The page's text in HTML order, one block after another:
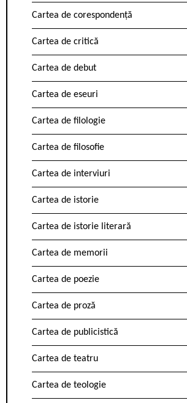
Cartea de corespondență
Cartea de critică
Cartea de debut
Cartea de eseuri
Cartea de filologie
Cartea de filosofie
Cartea de interviuri
Cartea de istorie
Cartea de istorie literară
Cartea de memorii
Cartea de poezie
Cartea de proză
Cartea de publicistică
Cartea de teatru
Cartea de teologie